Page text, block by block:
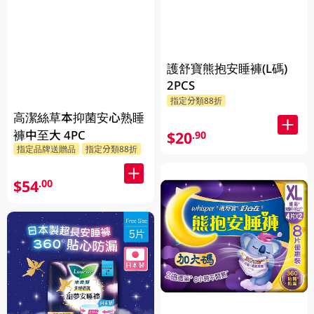
高潔絲草本抑菌安心熟睡
褲中至大 4PC
指定品牌送贈品 指定分類88折
$54.00
護舒寶熊抱安睡褲(L碼)
2PCS
指定分類88折
$20.90